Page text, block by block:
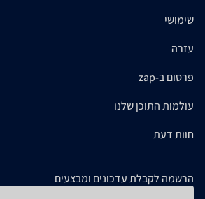
שימושי
עזרה
פרסום ב-zap
עולמות התוכן שלנו
חוות דעת
הרשמה לקבלת עדכונים ומבצעים